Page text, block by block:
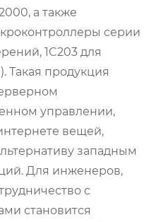
а также
серии
1C203 для
Такая продукция
управлении,
вещей,
западным
Для инженеров,
с
становится